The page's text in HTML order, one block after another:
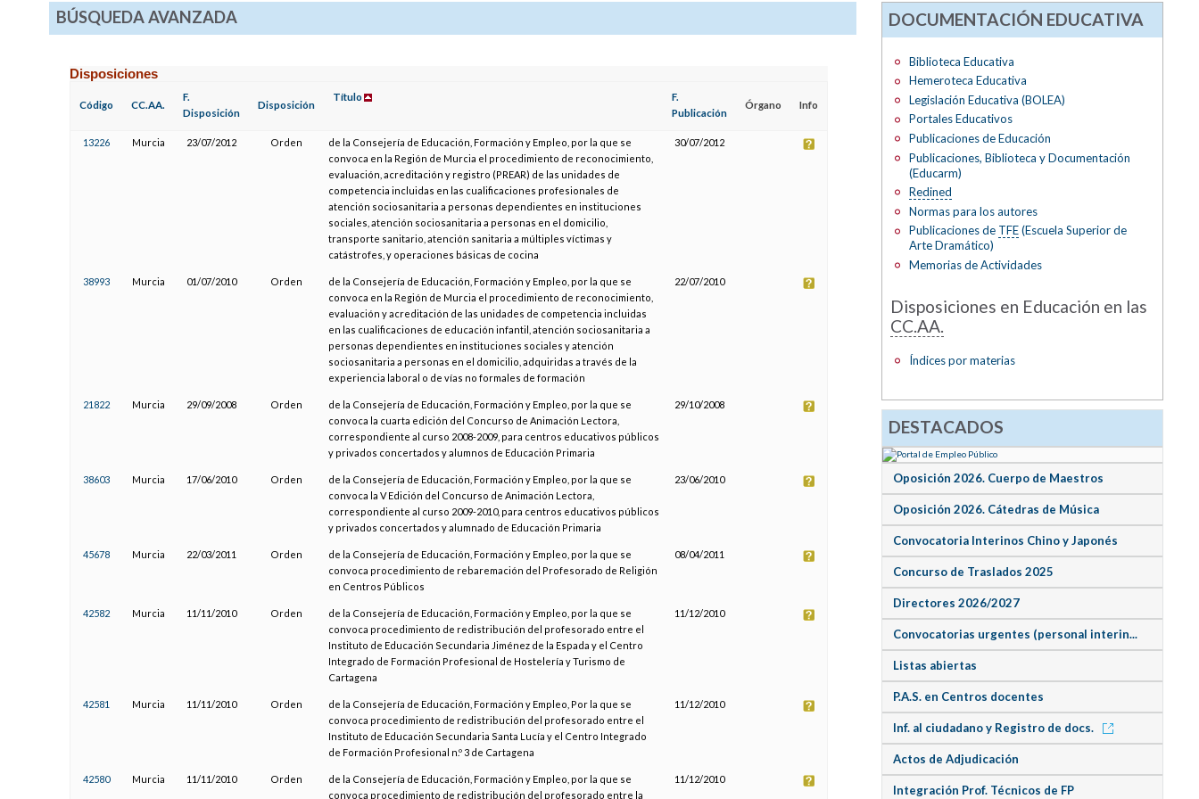
BÚSQUEDA AVANZADA
Disposiciones
Código CC.AA.
F.
Disposición
Disposición
Título
F.
Publicación
Órgano Info
13226 Murcia 23/07/2012 Orden
de la Consejería de Educación, Formación y Empleo, por la que se
convoca en la Región de Murcia el procedimiento de reconocimiento,
evaluación, acreditación y registro (PREAR) de las unidades de
competencia incluidas en las cualificaciones profesionales de
atención sociosanitaria a personas dependientes en instituciones
sociales, atención sociosanitaria a personas en el domicilio,
transporte sanitario, atención sanitaria a múltiples víctimas y
catástrofes, y operaciones básicas de cocina
30/07/2012
38993 Murcia 01/07/2010 Orden
de la Consejería de Educación, Formación y Empleo, por la que se
convoca en la Región de Murcia el procedimiento de reconocimiento,
evaluación y acreditación de las unidades de competencia incluidas
en las cualificaciones de educación infantil, atención sociosanitaria a
personas dependientes en instituciones sociales y atención
sociosanitaria a personas en el domicilio, adquiridas a través de la
experiencia laboral o de vías no formales de formación
22/07/2010
21822 Murcia 29/09/2008 Orden
de la Consejería de Educación, Formación y Empleo, por la que se
convoca la cuarta edición del Concurso de Animación Lectora,
correspondiente al curso 2008-2009, para centros educativos públicos
y privados concertados y alumnos de Educación Primaria
29/10/2008
38603 Murcia 17/06/2010 Orden
de la Consejería de Educación, Formación y Empleo, por la que se
convoca la V Edición del Concurso de Animación Lectora,
correspondiente al curso 2009-2010, para centros educativos públicos
y privados concertados y alumnado de Educación Primaria
23/06/2010
45678 Murcia 22/03/2011 Orden
de la Consejería de Educación, Formación y Empleo, por la que se
convoca procedimiento de rebaremación del Profesorado de Religión
en Centros Públicos
08/04/2011
42582 Murcia 11/11/2010 Orden
de la Consejería de Educación, Formación y Empleo, por la que se
convoca procedimiento de redistribución del profesorado entre el
Instituto de Educación Secundaria Jiménez de la Espada y el Centro
Integrado de Formación Profesional de Hostelería y Turismo de
Cartagena
11/12/2010
42581 Murcia 11/11/2010 Orden
de la Consejería de Educación, Formación y Empleo, Por la que se
convoca procedimiento de redistribución del profesorado entre el
Instituto de Educación Secundaria Santa Lucía y el Centro Integrado
de Formación Profesional n.º 3 de Cartagena
11/12/2010
42580 Murcia 11/11/2010 Orden
de la Consejería de Educación, Formación y Empleo, por la que se
convoca procedimiento de redistribución del profesorado entre la
11/12/2010
DOCUMENTACIÓN EDUCATIVA
Biblioteca Educativa
Hemeroteca Educativa
Legislación Educativa (BOLEA)
Portales Educativos
Publicaciones de Educación
Publicaciones, Biblioteca y Documentación
(Educarm)
Redined
Normas para los autores
Publicaciones de TFE(Escuela Superior de
Arte Dramático)
Memorias de Actividades
Disposiciones en Educación en las
CC.AA.
Índices por materias
DESTACADOS
Oposición 2026. Cuerpo de Maestros
Oposición 2026. Cátedras de Música
Convocatoria Interinos Chino y Japonés
Concurso de Traslados 2025
Directores 2026/2027
Convocatorias urgentes (personal interin...
Listas abiertas
P.A.S. en Centros docentes
Inf. al ciudadano y Registro de docs.
Actos de Adjudicación
Integración Prof. Técnicos de FP